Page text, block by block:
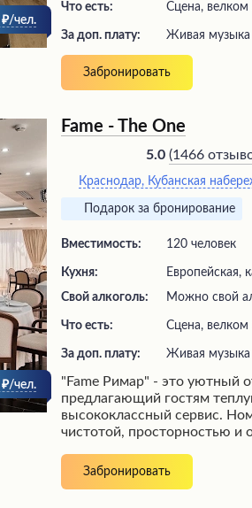
/чел.
Что есть: сцена, велком
За доп. плату: живая музыка
Забронировать
/чел.
Fame - The One
5.0 (1466
Краснодар, Кубанская
Подарок за бронирование
Вместимость: 120 человек
Кухня:
Европейская,
Свой алкоголь:
Можно свой
Что есть: сцена, велком
За доп. плату: живая музыка
"Fame Римар" - это уютный
предлагающий гостям
высококлассный сервис.
чистотой, просторностью и
готов оперативно решать
вопросы. Завтраки по
Забронировать